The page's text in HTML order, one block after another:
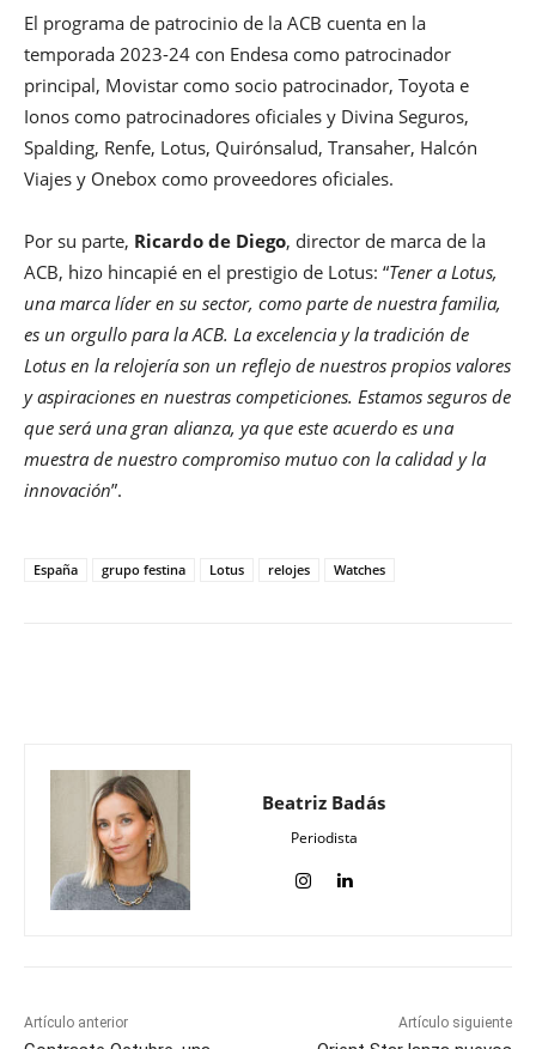
El programa de patrocinio de la ACB cuenta en la
temporada 2023-24 con Endesa como patrocinador
principal, Movistar como socio patrocinador, Toyota e
Ionos como patrocinadores oficiales y Divina Seguros,
Spalding, Renfe, Lotus, Quirónsalud, Transaher, Halcón
Viajes y Onebox como proveedores oficiales.
Por su parte, Ricardo de Diego, director de marca de la
ACB, hizo hincapié en el prestigio de Lotus: “Tener a Lotus,
una marca líder en su sector, como parte de nuestra familia,
es un orgullo para la ACB. La excelencia y la tradición de
Lotus en la relojería son un reflejo de nuestros propios valores
y aspiraciones en nuestras competiciones. Estamos seguros de
que será una gran alianza, ya que este acuerdo es una
muestra de nuestro compromiso mutuo con la calidad y la
innovación”.
España grupo festina Lotus relojes Watches
Beatriz Badás
Periodista
Artículo anterior Artículo siguiente